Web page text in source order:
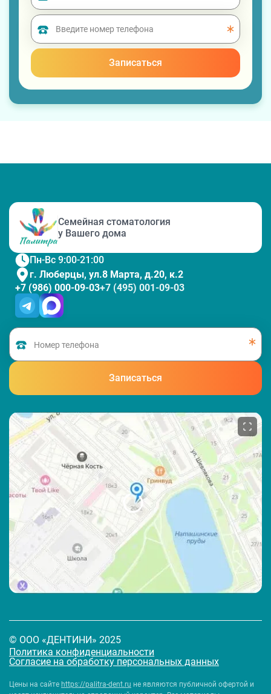
Записаться
Семейная стоматология
у Вашего дома
Пн-Вс 9:00-21:00
г. Люберцы, ул.8 Марта, д.20, к.2
+7 (986) 000-09-03+7 (495) 001-09-03
Записаться
© ООО «ДЕНТИНИ» 2025
Политика конфиденциальности
Согласие на обработку персональных данных
Цены на сайте https://palitra-dent.ru не являются публичной офертой и